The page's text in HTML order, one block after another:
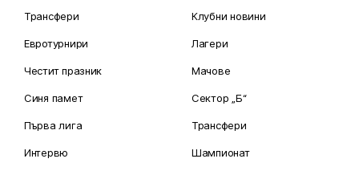
Трансфери
Евротурнири
Честит празник
Синя памет
Първа лига
Интервю
Клубни новини
Лагери
Мачове
Сектор „Б“
Трансфери
Шампионат